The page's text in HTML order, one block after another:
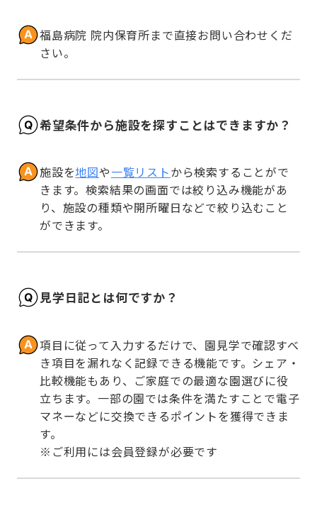
福島病院 院内保育所まで直接お問い合わせくだ
さい。
希望条件から施設を探すことはできますか？
施設を地図や一覧リストから検索することがで
きます。検索結果の画面では絞り込み機能があ
り、施設の種類や開所曜日などで絞り込むこと
ができます。
見学日記とは何ですか？
項目に従って入力するだけで、園見学で確認すべ
き項目を漏れなく記録できる機能です。シェア・
比較機能もあり、ご家庭での最適な園選びに役
立ちます。一部の園では条件を満たすことで電子
マネーなどに交換できるポイントを獲得できま
す。
※ご利用には会員登録が必要です